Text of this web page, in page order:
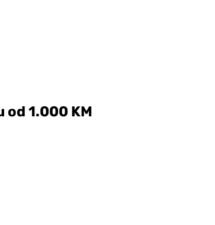
od 1.000 KM